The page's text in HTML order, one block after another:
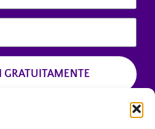
GRATUITAMENTE
Gratuitamente”, dichiari di aver preso